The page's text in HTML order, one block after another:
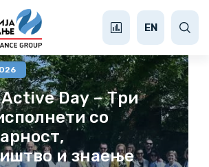
EN
Day – Три
со
и знаење